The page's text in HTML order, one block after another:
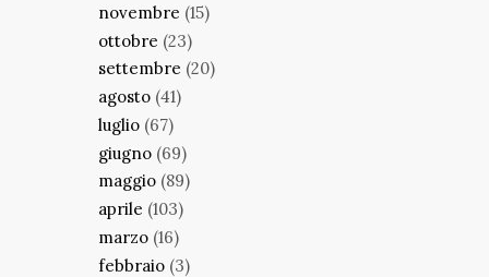
novembre (15)
ottobre (23)
settembre (20)
agosto (41)
luglio (67)
giugno (69)
maggio (89)
aprile (103)
marzo (16)
febbraio (3)